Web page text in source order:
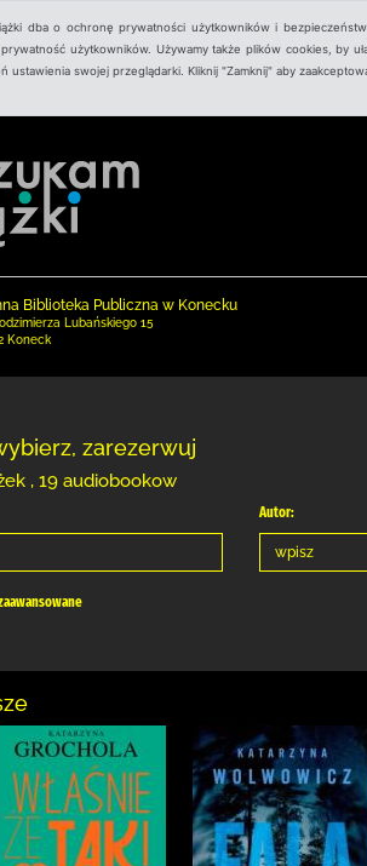
dba o ochronę prywatności użytkowników i
użytkowników. Używamy także plików cookies, by
ustawienia swojej przeglądarki. Kliknij "Zamknij" aby
Biblioteka Publiczna w Konecku
Lubańskiego 15
Koneck
zarezerwuj
, 19 audiobookow
Autor: